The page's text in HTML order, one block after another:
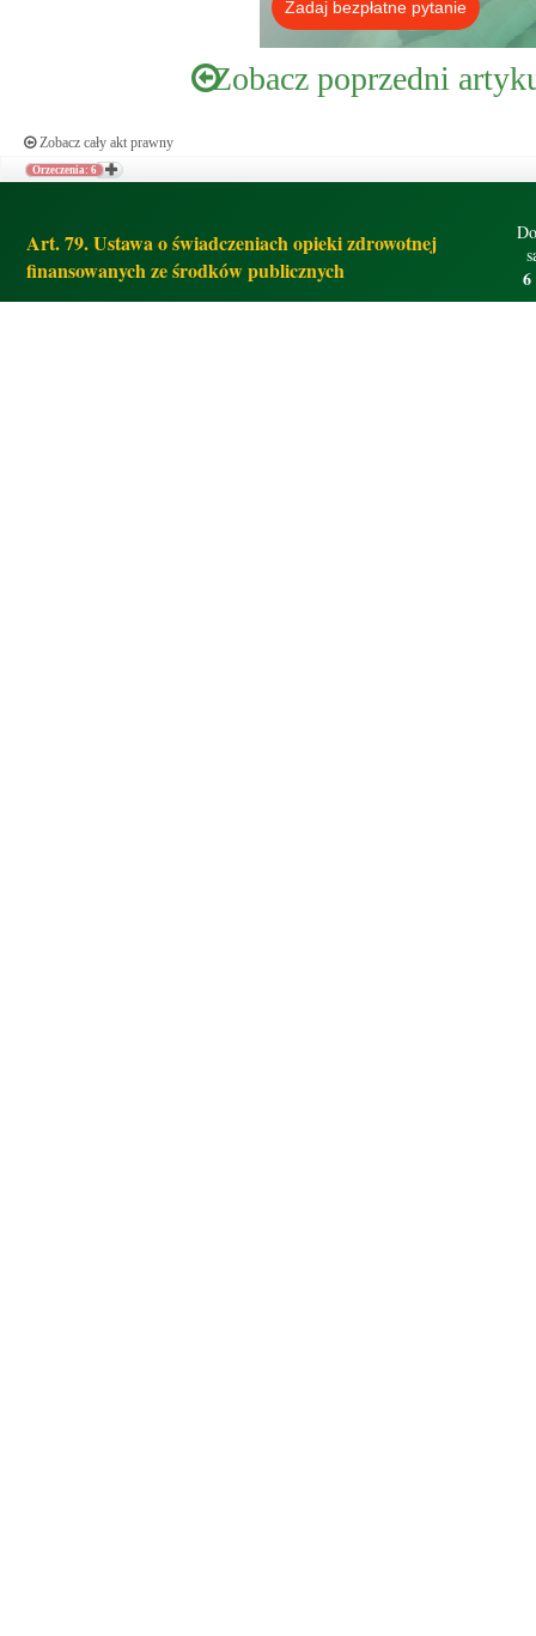
Zadaj bezpłatne pytanie
Zobacz poprzedni
Zobacz cały akt prawny
Orzeczenia: 6
Art. 79. Ustawa o świadczeniach opieki zdrowotnej
finansowanych ze środków publicznych
6